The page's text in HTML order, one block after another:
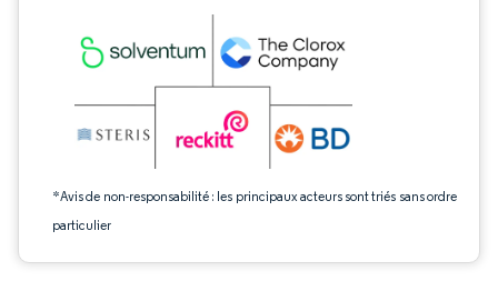
*Avis de non-responsabilité : les principaux acteurs sont triés sans ordre
particulier